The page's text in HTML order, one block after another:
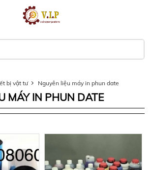
bị vật tư Nguyên liệu máy in phun date
MÁY IN PHUN DATE